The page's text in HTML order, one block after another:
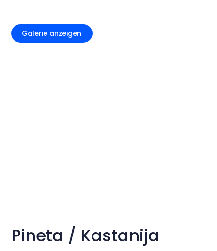
Galerie anzeigen
Pineta / Kastanija